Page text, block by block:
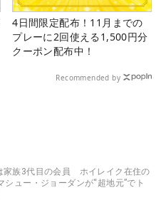
4日間限定配布！11月までの
プレーに2回使える1,500円分
クーポン配布中！
Recommended by
家族3代目の会員 ホイレイク在住の
シュー・ジョーダンが“超地元”でト